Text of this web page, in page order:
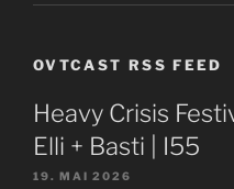
OVTCAST RSS FEED
Heavy Crisis
Elli + Basti | I55
19. MAI 2026